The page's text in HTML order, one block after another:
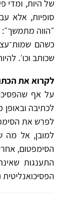
של היות, ומדי
סופיות, אלא
״הווה מתמשך״:
כשהם
שכותב וכו׳.
לקרוא את
על אף
לפרש את
למובן, אל מה
הסימפטום,
התענגות
הפסיכואנליטית